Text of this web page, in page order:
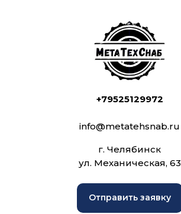
+79525129972
info@metatehsnab.ru
г. Челябинск
ул. Механическая, 63
Отправить заявку